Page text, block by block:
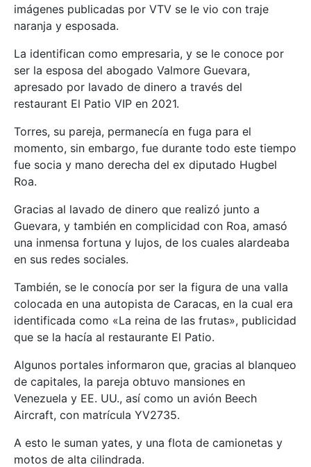
imágenes publicadas por VTV se le vio con traje
naranja y esposada.
La identifican como empresaria, y se le conoce por
ser la esposa del abogado Valmore Guevara,
apresado por lavado de dinero a través del
restaurant El Patio VIP en 2021.
Torres, su pareja, permanecía en fuga para el
momento, sin embargo, fue durante todo este tiempo
fue socia y mano derecha del ex diputado Hugbel
Roa.
Gracias al lavado de dinero que realizó junto a
Guevara, y también en complicidad con Roa, amasó
una inmensa fortuna y lujos, de los cuales alardeaba
en sus redes sociales.
También, se le conocía por ser la figura de una valla
colocada en una autopista de Caracas, en la cual era
identificada como «La reina de las frutas», publicidad
que se la hacía al restaurante El Patio.
Algunos portales informaron que, gracias al blanqueo
de capitales, la pareja obtuvo mansiones en
Venezuela y EE. UU., así como un avión Beech
Aircraft, con matrícula YV2735.
A esto le suman yates, y una flota de camionetas y
motos de alta cilindrada.